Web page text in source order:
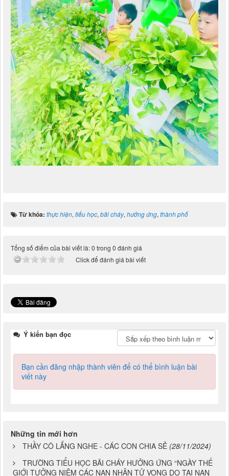
Từ khóa: thực hiện, tiểu học, bãi cháy, hưởng ứng, thành phố
Tổng số điểm của bài viết là: 0 trong 0 đánh giá
Click để đánh giá bài viết
Ý kiến bạn đọc
Bạn cần đăng nhập thành viên để có thể bình luận bài
viết này
Những tin mới hơn
THẦY CÔ LẮNG NGHE - CÁC CON CHIA SẺ (28/11/2024)
TRƯỜNG TIỂU HỌC BÃI CHÁY HƯỞNG ỨNG “NGÀY THẾ
GIỚI TƯỞNG NIỆM CÁC NẠN NHÂN TỬ VONG DO TAI NẠN